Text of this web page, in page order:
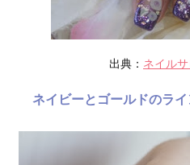
出典： ネイル
ネイビーとゴールドのラ